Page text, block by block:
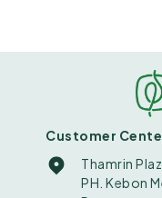
Customer
Thamrin
PH. Kebon